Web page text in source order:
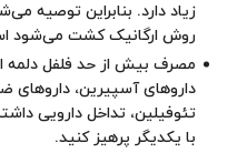
زیاد دارد. بنابراین توصیه
روش ارگانیک کشت می‌شود
مصرف بیش از حد فلفل دلمه
داروهای آسپیرین، داروهای
تئوفیلین، تداخل دارویی
با یکدیگر پرهیز کنید.